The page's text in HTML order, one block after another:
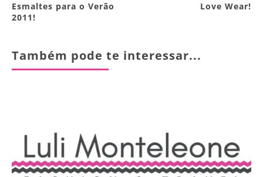
Esmaltes para o Verão
2011!
Love Wear!
Também pode te interessar...